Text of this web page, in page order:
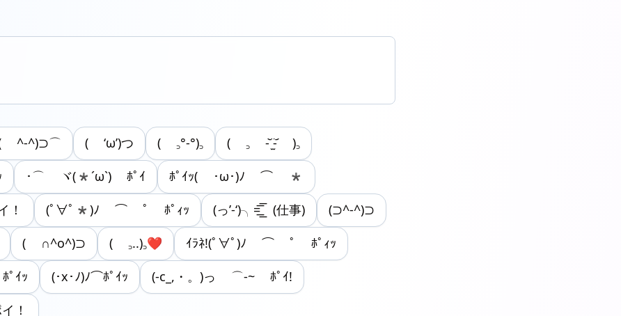
^-^)⊃⌒ ( ‘ω’)つ ( ꜆°-°)꜆ ( ꜆ -᷅ ̫̈-᷄ )꜆
･⌒ ヾ(*´ω`) ﾎﾟｲ ﾎﾟｲｯ( ･ω･)ﾉ ⌒ *
(ﾟ∀ﾟ*)ﾉ ⌒ ﾟ ﾎﾟｨｯ (っ’-‘)╮=͟͟͞͞ (仕事) (⊃^-^)⊃
( ∩^o^)⊃ ( ꜆..)꜆❤︎ ｲﾗﾈ!(ﾟ∀ﾟ)ﾉ ⌒ ﾟ ﾎﾟｨｯ
ｲｯ (･x･ﾉ)ﾉ⌒ﾎﾟｲｯ (-c_,・。)っ ⌒-~ ﾎﾟｲ!
！